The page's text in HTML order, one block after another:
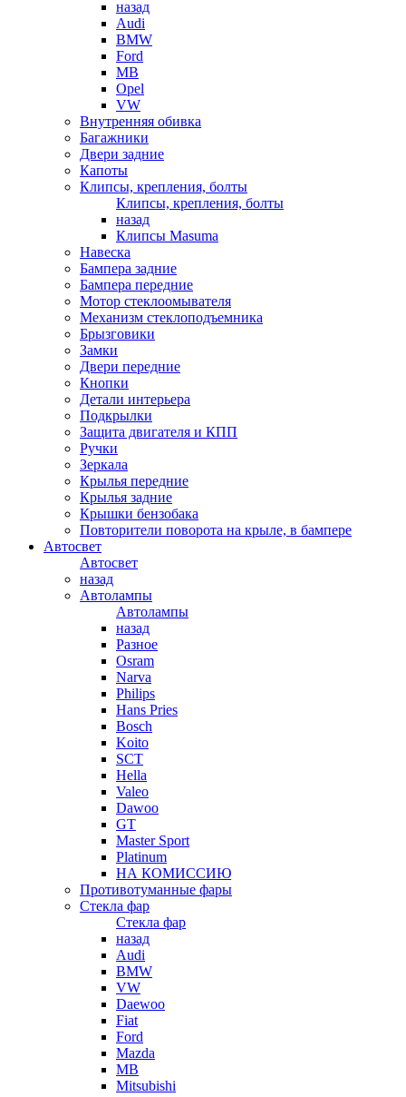
назад
Audi
BMW
Ford
MB
Opel
VW
Внутренняя обивка
Багажники
Двери задние
Капоты
Клипсы, крепления, болты
Клипсы, крепления, болты
назад
Клипсы Masuma
Навеска
Бампера задние
Бампера передние
Мотор стеклоомывателя
Механизм стеклоподъемника
Брызговики
Замки
Двери передние
Кнопки
Детали интерьера
Подкрылки
Защита двигателя и КПП
Ручки
Зеркала
Крылья передние
Крылья задние
Крышки бензобака
Повторители поворота на крыле, в бампере
Автосвет
Автосвет
назад
Автолампы
Автолампы
назад
Разное
Osram
Narva
Philips
Hans Pries
Bosch
Koito
SCT
Hella
Valeo
Dawoo
GT
Master Sport
Platinum
НА КОМИССИЮ
Противотуманные фары
Стекла фар
Стекла фар
назад
Audi
BMW
VW
Daewoo
Fiat
Ford
Mazda
MB
Mitsubishi